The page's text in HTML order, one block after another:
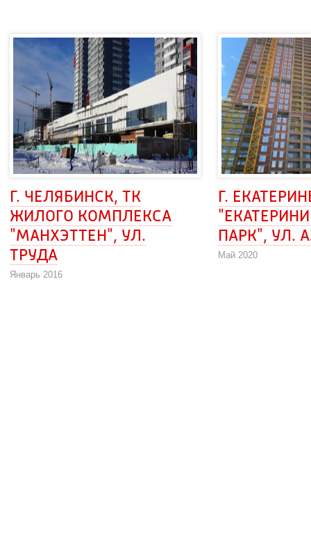
Г. ЧЕЛЯБИНСК, ТК
ЖИЛОГО КОМПЛЕКСА
"МАНХЭТТЕН", УЛ.
ТРУДА
Январь 2016
Г.
ПАРК", УЛ.
Май 2020